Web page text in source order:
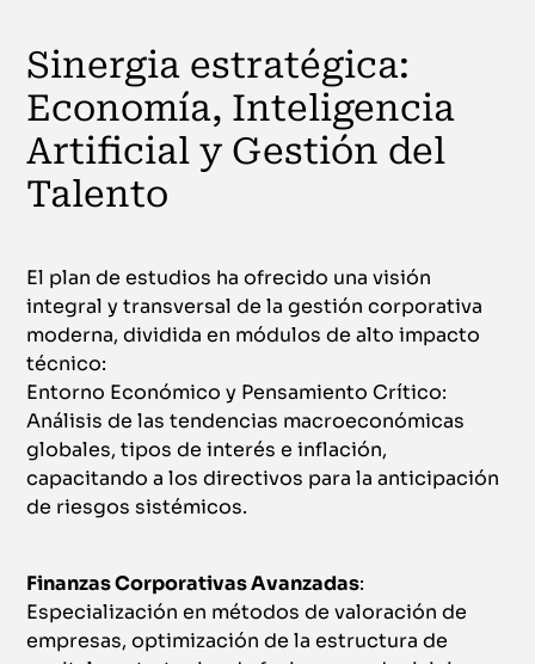
Sinergia estratégica:
Economía, Inteligencia
Artificial y Gestión del
Talento
El plan de estudios ha ofrecido una visión
integral y transversal de la gestión corporativa
moderna, dividida en módulos de alto impacto
técnico:
Entorno Económico y Pensamiento Crítico:
Análisis de las tendencias macroeconómicas
globales, tipos de interés e inflación,
capacitando a los directivos para la anticipación
de riesgos sistémicos.
Finanzas Corporativas Avanzadas:
Especialización en métodos de valoración de
empresas, optimización de la estructura de